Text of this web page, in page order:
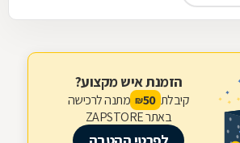
הזמנת איש מקצוע?
קיבלת 50
₪ מתנה לרכישה
באתר ZAPSTORE